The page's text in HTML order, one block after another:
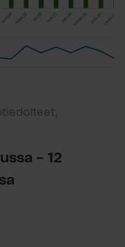
– 12